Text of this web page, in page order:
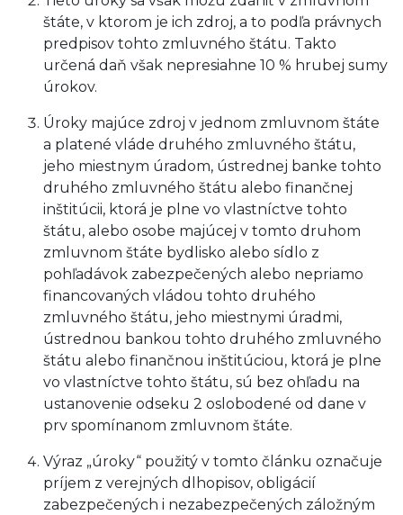
štáte, v ktorom je ich zdroj, a to podľa právnych
predpisov tohto zmluvného štátu. Takto
určená daň však nepresiahne 10 % hrubej sumy
úrokov.
Úroky majúce zdroj v jednom zmluvnom štáte
a platené vláde druhého zmluvného štátu,
jeho miestnym úradom, ústrednej banke tohto
druhého zmluvného štátu alebo finančnej
inštitúcii, ktorá je plne vo vlastníctve tohto
štátu, alebo osobe majúcej v tomto druhom
zmluvnom štáte bydlisko alebo sídlo z
pohľadávok zabezpečených alebo nepriamo
financovaných vládou tohto druhého
zmluvného štátu, jeho miestnymi úradmi,
ústrednou bankou tohto druhého zmluvného
štátu alebo finančnou inštitúciou, ktorá je plne
vo vlastníctve tohto štátu, sú bez ohľadu na
ustanovenie odseku 2 oslobodené od dane v
prv spomínanom zmluvnom štáte.
Výraz „úroky“ použitý v tomto článku označuje
príjem z verejných dlhopisov, obligácií
zabezpečených i nezabezpečených záložným